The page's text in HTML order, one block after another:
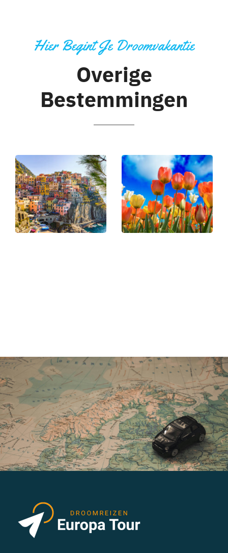
Hier Begint Je Droomvakantie
Overige
Bestemmingen
Italie Nederland